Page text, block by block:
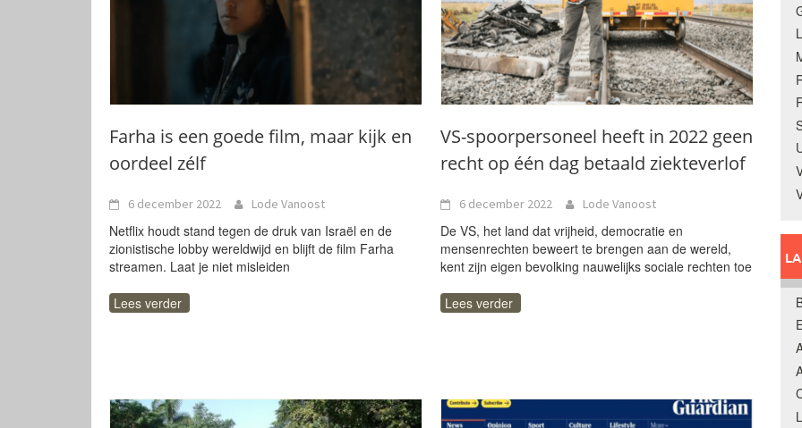
Farha is een goede film, maar kijk en
oordeel zélf
6 december 2022 Lode Vanoost
Netflix houdt stand tegen de druk van Israël en de
zionistische lobby wereldwijd en blijft de film Farha
streamen. Laat je niet misleiden
Lees verder
VS-spoorpersoneel heeft in 2022 geen
recht op één dag betaald ziekteverlof
6 december 2022 Lode Vanoost
De VS, het land dat vrijheid, democratie en
mensenrechten beweert te brengen aan de wereld,
kent zijn eigen bevolking nauwelijks sociale rechten toe
Lees verder